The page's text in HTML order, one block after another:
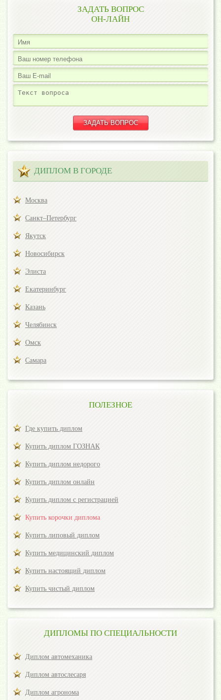
ЗАДАТЬ ВОПРОС
ОН-ЛАЙН
ДИПЛОМ В ГОРОДЕ
Москва
Санкт–Петербург
Якутск
Новосибирск
Элиста
Екатеринбург
Казань
Челябинск
Омск
Самара
ПОЛЕЗНОЕ
Где купить диплом
Купить диплом ГОЗНАК
Купить диплом недорого
Купить диплом онлайн
Купить диплом с регистрацией
Купить корочки диплома
Купить липовый диплом
Купить медицинский диплом
Купить настоящий диплом
Купить чистый диплом
ДИПЛОМЫ ПО СПЕЦИАЛЬНОСТИ
Диплом автомеханика
Диплом автослесаря
Диплом агронома